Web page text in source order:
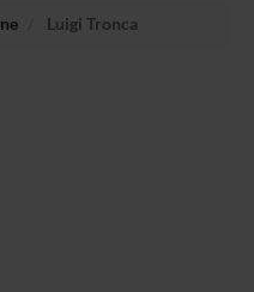
Luigi Tronca